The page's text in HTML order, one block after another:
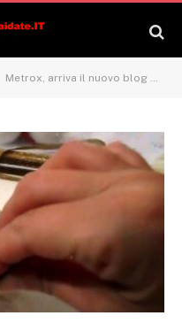
Metrox, arriva il nuovo blog con e-commerce dedicato al fai da te